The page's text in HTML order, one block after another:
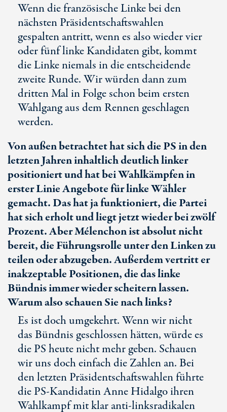
Wenn die französische Linke bei den
nächsten Präsidentschaftswahlen
gespalten antritt, wenn es also wieder vier
oder fünf linke Kandidaten gibt, kommt
die Linke niemals in die entscheidende
zweite Runde. Wir würden dann zum
dritten Mal in Folge schon beim ersten
Wahlgang aus dem Rennen geschlagen
werden.
Von außen betrachtet hat sich die PS in den
letzten Jahren inhaltlich deutlich linker
positioniert und hat bei Wahlkämpfen in
erster Linie Angebote für linke Wähler
gemacht. Das hat ja funktioniert, die Partei
hat sich erholt und liegt jetzt wieder bei zwölf
Prozent. Aber Mélenchon ist absolut nicht
bereit, die Führungsrolle unter den Linken zu
teilen oder abzugeben. Außerdem vertritt er
inakzeptable Positionen, die das linke
Bündnis immer wieder scheitern lassen.
Warum also schauen Sie nach links?
Es ist doch umgekehrt. Wenn wir nicht
das Bündnis geschlossen hätten, würde es
die PS heute nicht mehr geben. Schauen
wir uns doch einfach die Zahlen an. Bei
den letzten Präsidentschaftswahlen führte
diePS-KandidatinAnne Hidalgo ihren
Wahlkampf mit klar anti-linksradikalen